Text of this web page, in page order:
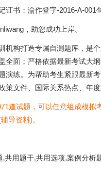
书：渝作登字-2016-A-
，助您成功上岸。
机构打造专属自测题库，是
全面；严格依据最新考试大
演练。为帮助考生紧跟最新
策文件、国际关系热点、年
道试题，可以任意组成模
导资料)。
用题干,共用选项,案例分析